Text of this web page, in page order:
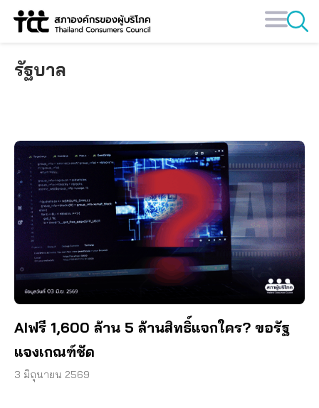
Skip
รัฐบาล
AIฟรี 1,600 ล้าน 5 ล้านสิทธิ์แจกใคร? ขอรัฐ
แจงเกณฑ์ชัด
3 มิถุนายน 2569